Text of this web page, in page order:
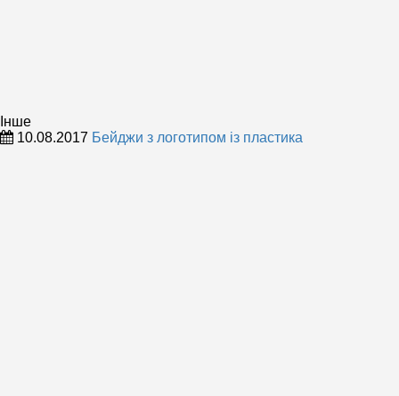
Інше
10.08.2017 Бейджи з логотипом із пластика